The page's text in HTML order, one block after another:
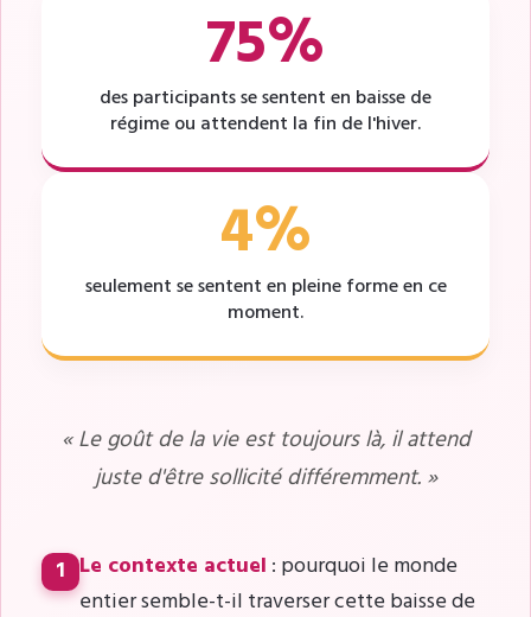
75%
des participants se sentent en baisse de
régime ou attendent la fin de l'hiver.
4%
seulement se sentent en pleine forme en ce
moment.
« Legoût de la vieest toujours là, il attend
juste d'être sollicité différemment. »
1 Le contexte actuel : pourquoi le monde
entier semble-t-il traverser cette baisse de